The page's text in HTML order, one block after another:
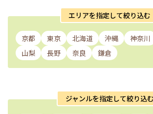
エリアを指定して絞り込む
京都 東京 北海道 沖縄 神奈川
山梨
長野 奈良 鎌倉
ジャンルを指定して絞り込む